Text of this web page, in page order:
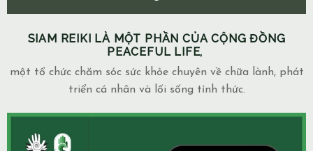
SIAM REIKI LÀ MỘT PHẦN CỦA CỘNG ĐỒNG
PEACEFUL LIFE,
một tổ chức chăm sóc sức khỏe chuyên về chữa lành, phát
triển cá nhân và lối sống tỉnh thức.